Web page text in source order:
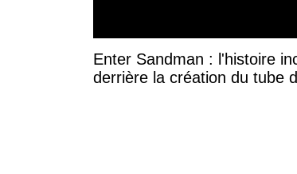
Enter Sandman : l'histoire
derrière la création du tube